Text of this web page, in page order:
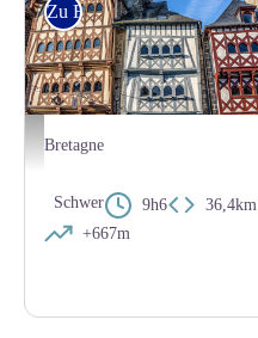
Guingamp
Zu Fuss
Bretagne
Schwer 9h6
36,4km
+667m